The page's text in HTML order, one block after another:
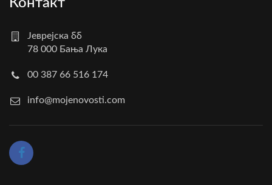
Контакт
Јеврејска бб
78 000 Бања Лука
00 387 66 516 174
info@mojenovosti.com